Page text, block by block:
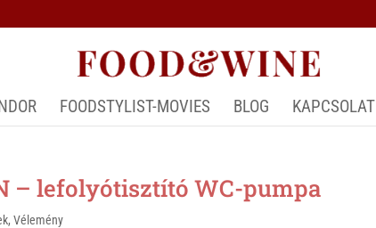
FOODSTYLIST-MOVIES BLOG KAPCSOLAT
– lefolyótisztító WC-pumpa
,Vélemény